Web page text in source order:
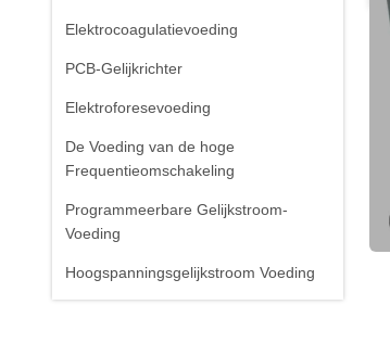
Elektrocoagulatievoeding
PCB-Gelijkrichter
Elektroforesevoeding
De Voeding van de hoge
Frequentieomschakeling
Programmeerbare Gelijkstroom-
Voeding
Hoogspanningsgelijkstroom Voeding